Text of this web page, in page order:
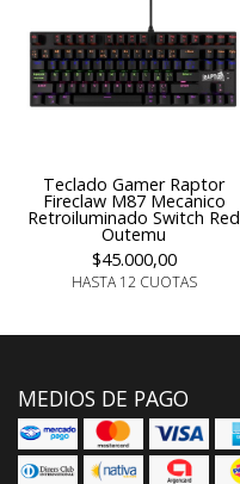
Teclado Gamer Raptor
Fireclaw M87 Mecanico
Retroiluminado Switch Red
Outemu
$45.000,00
HASTA 12 CUOTAS
MEDIOS DE PAGO